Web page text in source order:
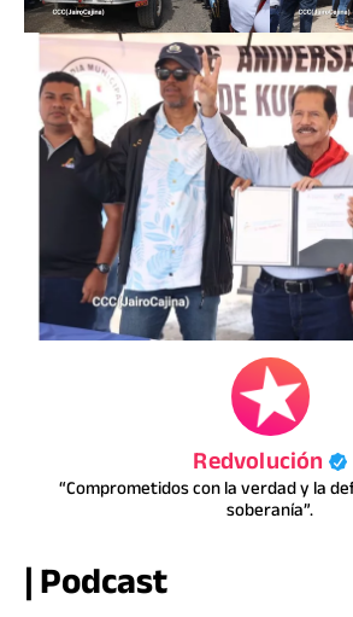
Redvolución
“Comprometidos con la verdad y la
soberanía”.
| Podcast